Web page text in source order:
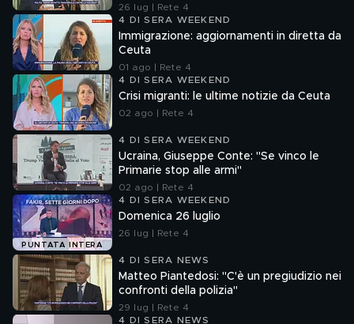
26 lug | Rete 4
4 DI SERA WEEKEND
Immigrazione: aggiornamenti in diretta da
Ceuta
01 ago | Rete 4
4 DI SERA WEEKEND
Crisi migranti: le ultime notizie da Ceuta
02 ago | Rete 4
4 DI SERA WEEKEND
Ucraina, Giuseppe Conte: "Se vinco le
Primarie stop alle armi"
02 ago | Rete 4
PUNTATA INTERA
4 DI SERA WEEKEND
Domenica 26 luglio
26 lug | Rete 4
4 DI SERA NEWS
Matteo Piantedosi: "C'è un pregiudizio nei
confronti della polizia"
29 lug | Rete 4
4 DI SERA NEWS